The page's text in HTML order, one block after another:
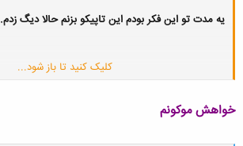
یه مدت تو این فکر بودم این تاپیکو بزنم حالا دیگ زدم.
ب سوالات زیر با دقت جواب بدین.
دقتم کجا بود آخه؟
کلیک کنید تا باز شود...
خواهش موکونم